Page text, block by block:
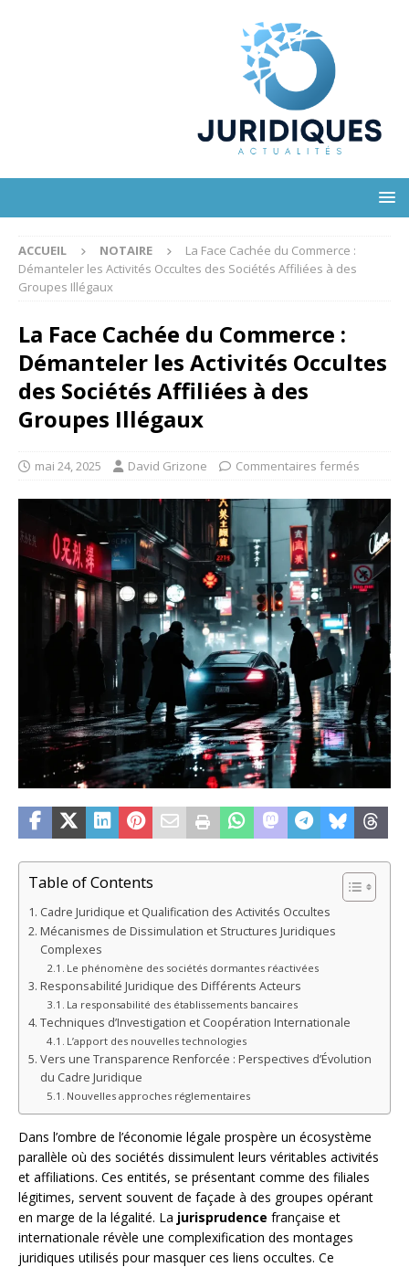
ACCUEIL NOTAIRE
La Face Cachée du Commerce :
Démanteler les Activités Occultes des Sociétés Affiliées à des
Groupes Illégaux
La Face Cachée du Commerce :
Démanteler les Activités Occultes
des Sociétés Affiliées à des
Groupes Illégaux
mai 24, 2025 David Grizone Commentaires fermés
Table of Contents
Cadre Juridique et Qualification des Activités Occultes
Mécanismes de Dissimulation et Structures Juridiques
Complexes
Le phénomène des sociétés dormantes réactivées
Responsabilité Juridique des Différents Acteurs
La responsabilité des établissements bancaires
Techniques d’Investigation et Coopération Internationale
L’apport des nouvelles technologies
Vers une Transparence Renforcée : Perspectives d’Évolution
du Cadre Juridique
Nouvelles approches réglementaires
Dans l’ombre de l’économie légale prospère un écosystème
parallèle où des sociétés dissimulent leurs véritables activités
et affiliations. Ces entités, se présentant comme des filiales
légitimes, servent souvent de façade à des groupes opérant
en marge de la légalité. La jurisprudence française et
internationale révèle une complexification des montages
juridiques utilisés pour masquer ces liens occultes. Ce